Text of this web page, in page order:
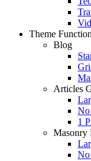
Theme
Blog
Articles
No
1
Masonry
No